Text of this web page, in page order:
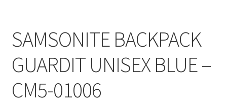
SAMSONITE BACKPACK
GUARDIT UNISEX BLUE –
CM5-01006